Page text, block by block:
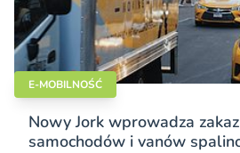
E-MOBILNOŚĆ
Nowy Jork wprowadza
samochodów i vanów